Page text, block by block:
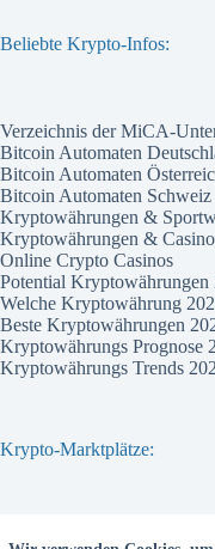
Beliebte Krypto-Infos:
Verzeichnis der MiCA-
Bitcoin Automaten
Bitcoin Automaten
Bitcoin Automaten Schweiz
Kryptowährungen &
Kryptowährungen &
Online Crypto Casinos
Potential Kryptowährungen
Welche Kryptowährung
Beste Kryptowährungen
Kryptowährungs Prognose
Kryptowährungs Trends
Krypto-Marktplätze: